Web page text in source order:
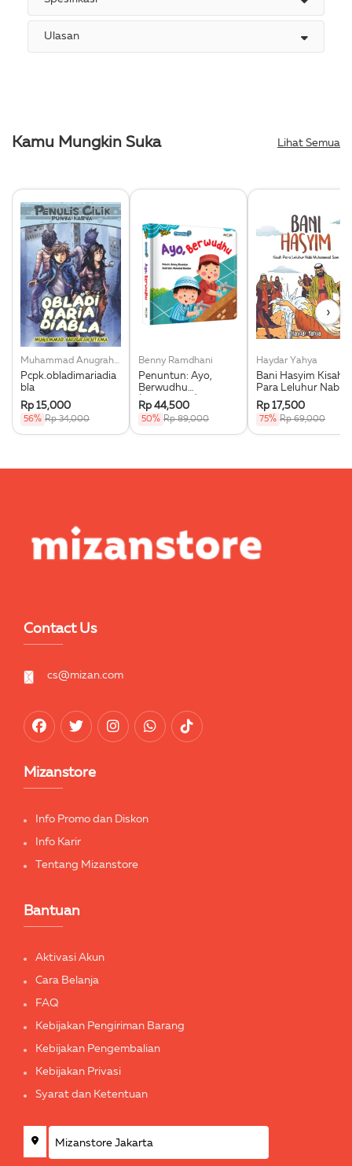
Ulasan
Kamu Mungkin Suka Lihat Semua
Muhammad Anugrah Utama
Pcpk.obladimariadia
bla
Rp 15,000
56% Rp 34,000
Benny Ramdhani
Penuntun: Ayo,
Berwudhu
(Boardbook)
Rp 44,500
50% Rp 89,000
Haydar Yahya
Bani Hasyim Kisah
Para Leluhur Nabi
Muhammad Saw.
Rp 17,500
75% Rp 69,000
›
Contact Us
cs@mizan.com
Mizanstore
Info Promo dan Diskon
Info Karir
Tentang Mizanstore
Bantuan
Aktivasi Akun
Cara Belanja
FAQ
Kebijakan Pengiriman Barang
Kebijakan Pengembalian
Kebijakan Privasi
Syarat dan Ketentuan